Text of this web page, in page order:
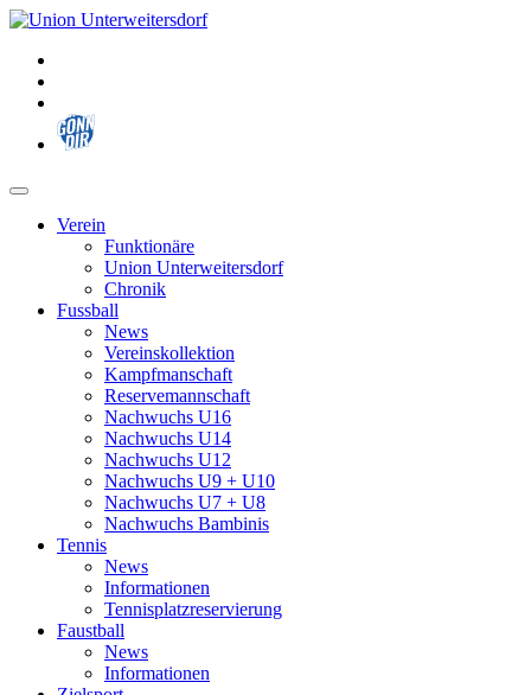
Zum
springen
Verein
Funktionäre
Union Unterweitersdorf
Chronik
Fussball
News
Vereinskollektion
Kampfmanschaft
Reservemannschaft
Nachwuchs U16
Nachwuchs U14
Nachwuchs U12
Nachwuchs U9 + U10
Nachwuchs U7 + U8
Nachwuchs Bambinis
Tennis
News
Informationen
Tennisplatzreservierung
Faustball
News
Informationen